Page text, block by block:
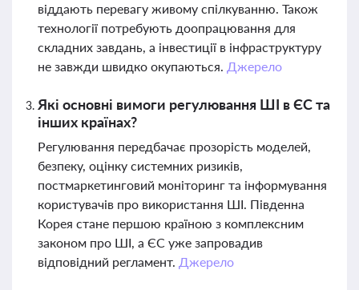
віддають перевагу живому спілкуванню. Також
технології потребують доопрацювання для
складних завдань, а інвестиції в інфраструктуру
не завжди швидко окупаються. Джерело
Які основні вимоги регулювання ШІ в ЄС та
інших країнах?
Регулювання передбачає прозорість моделей,
безпеку, оцінку системних ризиків,
постмаркетинговий моніторинг та інформування
користувачів про використання ШІ. Південна
Корея стане першою країною з комплексним
законом про ШІ, а ЄС уже запровадив
відповідний регламент. Джерело